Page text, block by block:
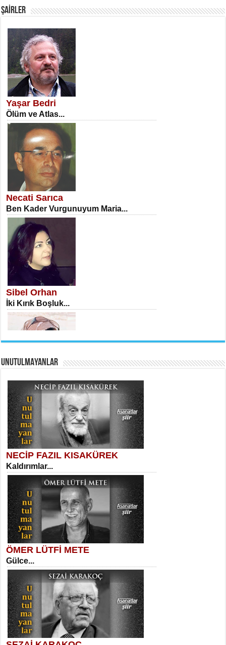
SATILMIŞ ÜMİT ÇETİNKAYA
Erkenlik...
NECLA DİLEK ARSLAN
Öğretmenler Günü Mahkemesi...
İSA KARATEPE
Ekranlar Arasında Kaybolan İnsan...
AHMET URFALI
Tahlil Denemesi...
SELAHATTİN YILDIZ
İnsanın Zindanı...
MEHMET TAŞTAN
Vagon’da Bir Şairle...
ŞAİRLER
Yaşar Bedri
Ölüm ve Atlas...
Necati Sarıca
Ben Kader Vurgunuyum Maria...
Sibel Orhan
İki Kırık Boşluk...
Meral Yağmur
Eski Bir Şiir...
Kadir Ünal
Ayağıma Dolanan Yokuş...
Mehmet Çoban
Elmira...
UNUTULMAYANLAR
NECİP FAZIL KISAKÜREK
Kaldırımlar...
ÖMER LÜTFİ METE
Gülce...